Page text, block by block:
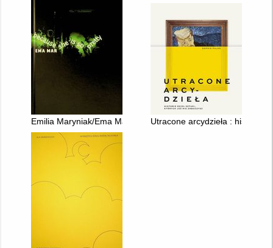
Emilia Maryniak/Ema Mar Utracone arcydzieła : historie